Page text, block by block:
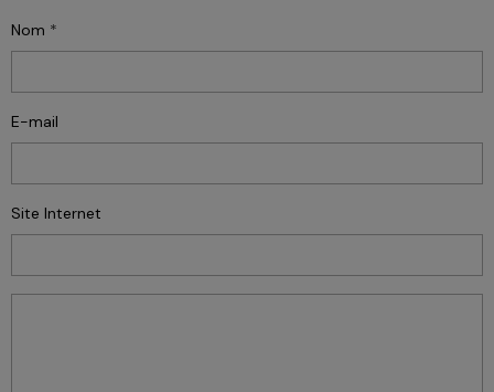
Nom
E-mail
Site Internet